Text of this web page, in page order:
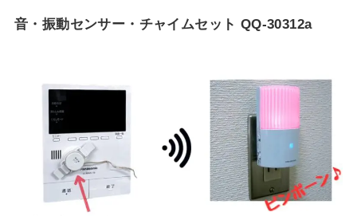
音・振動センサー・チャイムセット QQ-30312a